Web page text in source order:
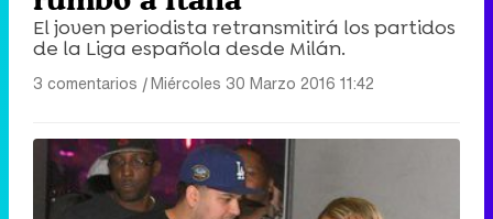
El joven periodista retransmitirá los partidos
de la Liga española desde Milán.
3 comentarios |Miércoles 30 Marzo 2016 11:42